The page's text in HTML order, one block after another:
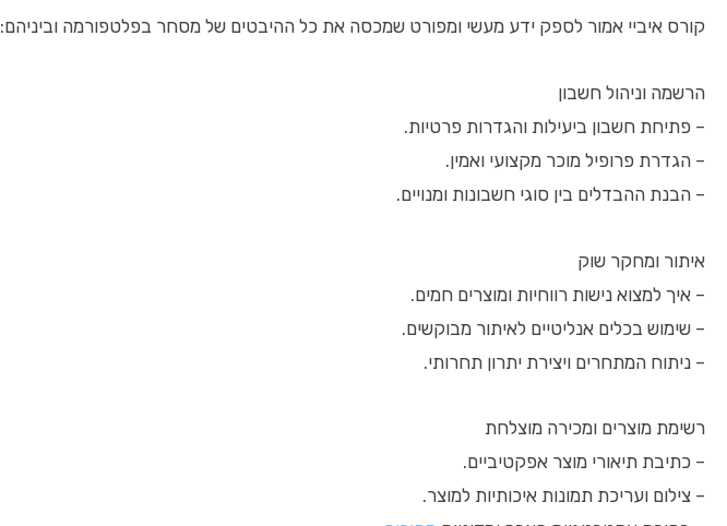
קורס איביי אמור לספק ידע מעשי ומפורט שמכסה את כל ההיבטים של מסחר בפלטפורמה וביניהם:
הרשמה וניהול חשבון
– פתיחת חשבון ביעילות והגדרות פרטיות.
– הגדרת פרופיל מוכר מקצועי ואמין.
– הבנת ההבדלים בין סוגי חשבונות ומנויים.
איתור ומחקר שוק
– איך למצוא נישות רווחיות ומוצרים חמים.
– שימוש בכלים אנליטיים לאיתור מבוקשים.
– ניתוח המתחרים ויצירת יתרון תחרותי.
רשימת מוצרים ומכירה מוצלחת
– כתיבת תיאורי מוצר אפקטיביים.
– צילום ועריכת תמונות איכותיות למוצר.